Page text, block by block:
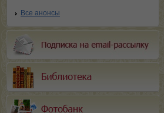
Все анонсы